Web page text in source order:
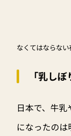
なくてはならない
「乳し
日本で、牛
になったのは